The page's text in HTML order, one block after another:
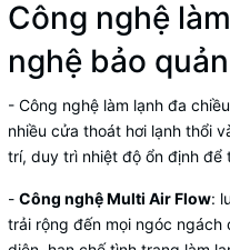
Công nghệ
nghệ bảo
- Công nghệ làm lạnh đa
nhiều cửa thoát hơi lạnh thổi
trí, duy trì nhiệt độ ổn định
- Công nghệ Multi Air Flow:
trải rộng đến mọi ngóc